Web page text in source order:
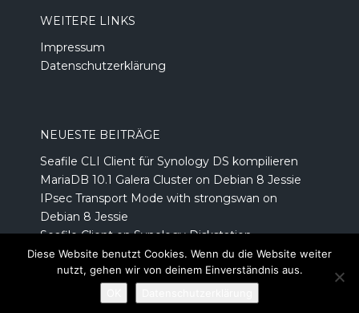
WEITERE LINKS
Impressum
Datenschutzerklärung
NEUESTE BEITRÄGE
Seafile CLI Client für Synology DS kompilieren
MariaDB 10.1 Galera Cluster on Debian 8 Jessie
IPsec Transport Mode with strongswan on
Debian 8 Jessie
Seafile Client on Synology Diskstation
Prepaid Kreditkarte von number26.de
Copyright © 2014 Flathost | All Rights Reserved
Diese Website benutzt Cookies. Wenn du die Website weiter
nutzt, gehen wir von deinem Einverständnis aus.